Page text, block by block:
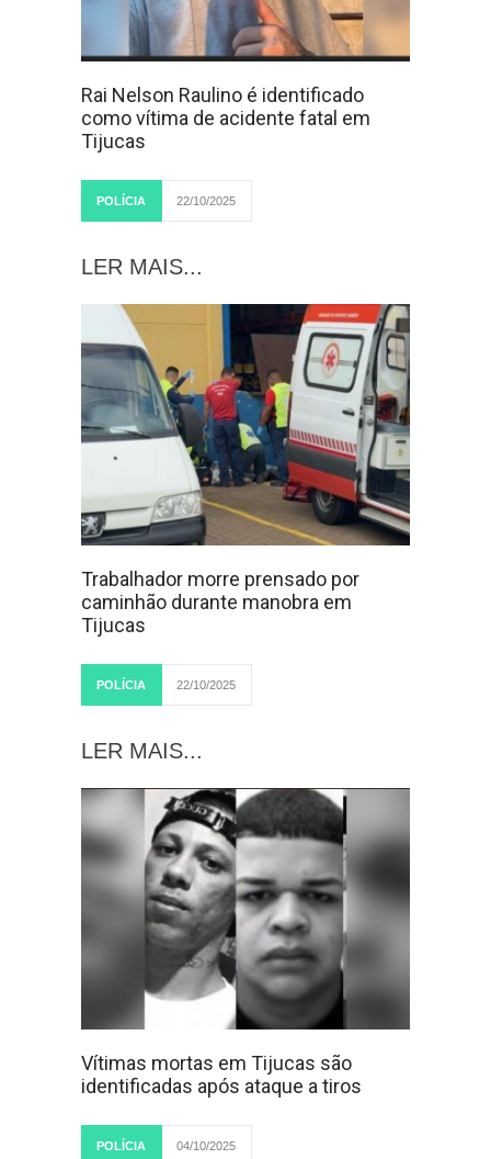
Rai Nelson Raulino é identificado
como vítima de acidente fatal em
Tijucas
POLÍCIA 22/10/2025
LER MAIS...
Trabalhador morre prensado por
caminhão durante manobra em
Tijucas
POLÍCIA 22/10/2025
LER MAIS...
Vítimas mortas em Tijucas são
identificadas após ataque a tiros
POLÍCIA 04/10/2025